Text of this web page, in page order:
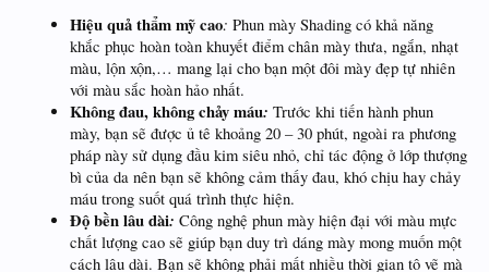
Hiệu quả thẩm mỹ cao: Phun mày Shading có khả năng
khắc phục hoàn toàn khuyết điểm chân mày thưa, ngắn, nhạt
màu, lộn xộn,… mang lại cho bạn một đôi mày đẹp tự nhiên
với màu sắc hoàn hảo nhất.
Không đau, không chảy máu: Trước khi tiến hành phun
mày, bạn sẽ được ủ tê khoảng 20 – 30 phút, ngoài ra phương
pháp này sử dụng đầu kim siêu nhỏ, chỉ tác động ở lớp thượng
bì của da nên bạn sẽ không cảm thấy đau, khó chịu hay chảy
máu trong suốt quá trình thực hiện.
Độ bền lâu dài: Công nghệ phun mày hiện đại với màu mực
chất lượng cao sẽ giúp bạn duy trì dáng mày mong muốn một
cách lâu dài. Bạn sẽ không phải mất nhiều thời gian tô vẽ mà